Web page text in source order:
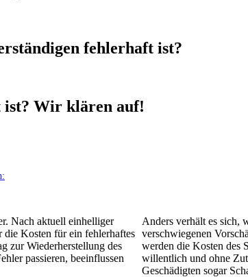
fehlerhaft ist?
ist? Wir klären auf!
Nach aktuell einhelliger
die Kosten für ein fehlerhaftes
zur Wiederherstellung des
passieren, beeinflussen
Anders verhält es sich,
verschwiegenen
werden die Kosten des
willentlich und ohne
Geschädigten sogar